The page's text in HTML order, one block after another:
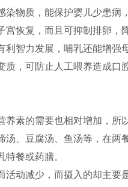
物质，能保护婴儿少患病
恢复，而且可抑制排卵，
智力发展，哺乳还能增强
，可防止人工喂养造成口
素的需要也相对增加，所
、豆腐汤、鱼汤等，在两
餐或药膳。
动减少，而摄入的却主要